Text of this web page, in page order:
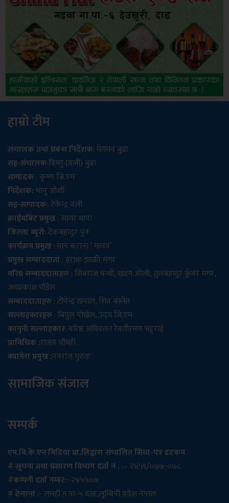
हाम्रो टीम
संचालक तथा प्रबन्ध निर्देशक: मेगमन बुढा
सह-संचालक:विष्णु (वली) बुढा
सम्पादक: कृष्ण जि.एम
निर्देशक:भानु जोशी
सह-सम्पादक:टेकेन्द्र वली
क्राईमबिट प्रमुख: सागर थापा
जिल्ला ब्युरो: टेकबहादुर पुन
कार्यक्रम प्रमुख: मान ब.राना ‘ मानव’
प्रमुख सम्बाददाता: इराधा झाक्री मगर
वरिष्ठ सम्बाददाताहरु: शिवराज पन्थी, खडग ओली, तुलबहादुर कुँवर मगर,
जयप्रकाश पौडेल
सम्बाददाताहरु: टोपेन्द्र खनाल, शिव बस्नेत
सल्लाहकारहरु: बिपुल पोख्रेल, उदय जि.एम
कानुनी सल्लाहकार: वरिष्ठ अधिवक्ता रेवतीरमण भट्टराई
प्राविधिक :राजन चौधरी
क्यामेरा प्रमुख :नवराज गुरुङ
सामाजिक संजाल
सम्पर्क
एम.बि.के.एन मिडिया प्रा.लिद्वारा संचालित सिधा-पत्र डटकम
# सूचना तथा प्रसारण विभाग दर्ता नं . :– २४५९/०७७-०७८
#कम्पनी दर्ता नम्बर:- २४५५०७
# ठेगाना:- लमही न.पा-५ दाङ,लुम्बिनी प्रदेश नेपाल